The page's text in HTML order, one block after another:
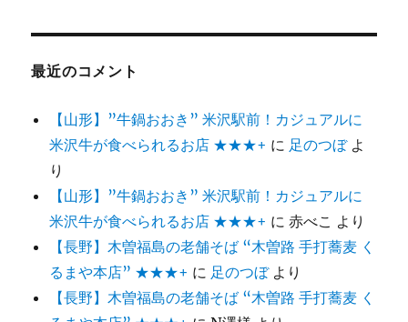
最近のコメント
【山形】”牛鍋おおき” 米沢駅前！カジュアルに
米沢牛が食べられるお店 ★★★+ に 足のつぼよ
り
【山形】”牛鍋おおき” 米沢駅前！カジュアルに
米沢牛が食べられるお店 ★★★+ に赤べこ より
【長野】木曽福島の老舗そば “木曽路 手打蕎麦 く
るまや本店” ★★★+ に 足のつぼより
【長野】木曽福島の老舗そば “木曽路 手打蕎麦 く